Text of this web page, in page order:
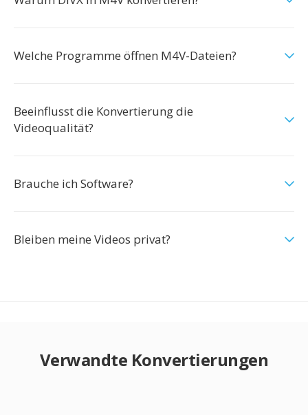
Welche Programme öffnen M4V-Dateien?
Beeinflusst die Konvertierung die
Videoqualität?
Brauche ich Software?
Bleiben meine Videos privat?
Verwandte Konvertierungen